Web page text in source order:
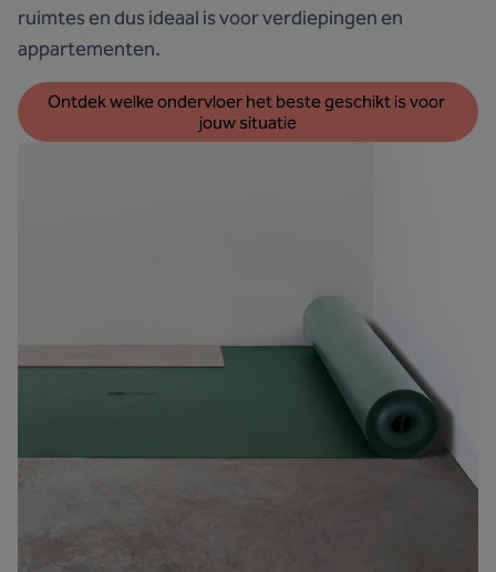
ruimtes en dus ideaal is voor verdiepingen en
appartementen.
Ontdek welke ondervloer het beste geschikt is voor
jouw situatie